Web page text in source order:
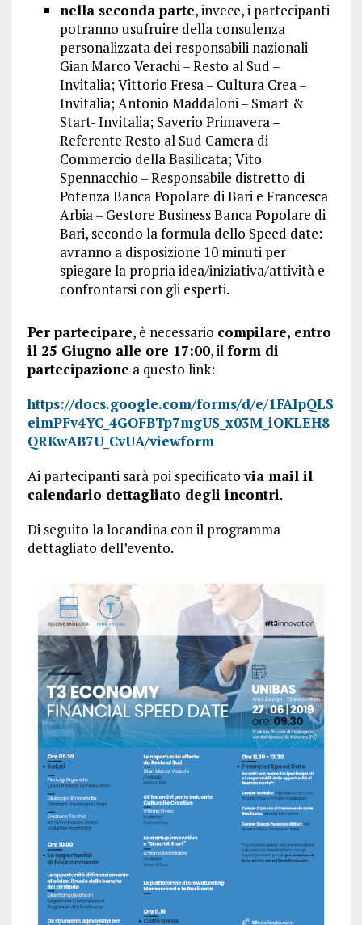
nella seconda parte, invece, i partecipanti
potranno usufruire della consulenza
personalizzata dei responsabili nazionali
Gian Marco Verachi – Resto al Sud –
Invitalia; Vittorio Fresa – Cultura Crea –
Invitalia; Antonio Maddaloni – Smart &
Start- Invitalia; Saverio Primavera –
Referente Resto al Sud Camera di
Commercio della Basilicata; Vito
Spennacchio – Responsabile distretto di
Potenza Banca Popolare di Bari e Francesca
Arbia – Gestore Business Banca Popolare di
Bari, secondo la formula dello Speed date:
avranno a disposizione 10 minuti per
spiegare la propria idea/iniziativa/attività e
confrontarsi con gli esperti.
Per partecipare, è necessario compilare, entro
il 25 Giugno alle ore 17:00, ilform di
partecipazione a questo link:
https://docs.google.com/forms/d/e/1FAIpQLS
eimPFv4YC_4GOFBTp7mgUS_x03M_iOKLEH8
QRKwAB7U_CvUA/viewform
Ai partecipanti sarà poi specificatovia mail il
calendario dettagliato degli incontri.
Di seguito la locandina con il programma
dettagliato dell’evento.